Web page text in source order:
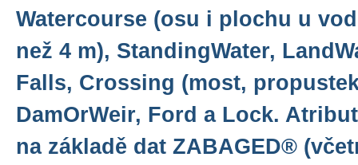
Watercourse (osu i plochu u
než 4 m), StandingWater,
Falls, Crossing (most,
DamOrWeir, Ford a Lock.
na základě dat ZABAGED®